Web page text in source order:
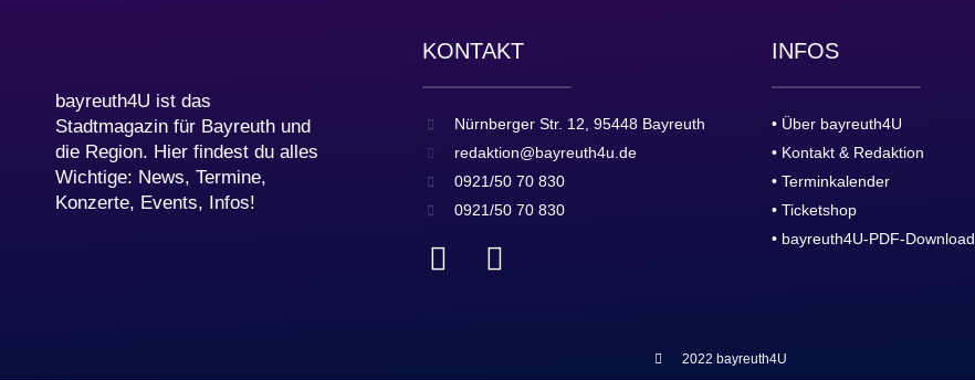
bayreuth4U ist das
Stadtmagazin für Bayreuth und
die Region. Hier findest du alles
Wichtige: News, Termine,
Konzerte, Events, Infos!
KONTAKT
Nürnberger Str. 12, 95448 Bayreuth
redaktion@bayreuth4u.de
0921/50 70 830
0921/50 70 830
INFOS
• Über bayreuth4U
• Kontakt & Redaktion
• Terminkalender
• Ticketshop
• bayreuth4U-PDF-Download
2022 bayreuth4U